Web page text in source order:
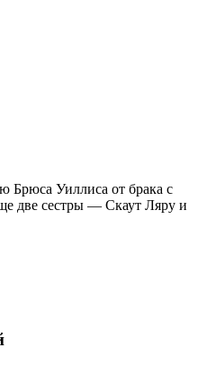
Брюса Уиллиса от брака с
две сестры — Скаут Ляру и